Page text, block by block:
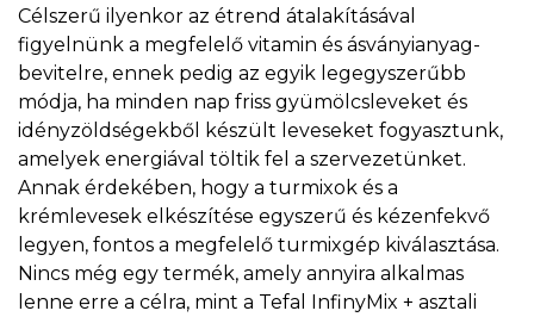
Célszerű ilyenkor az étrend átalakításával
figyelnünk a megfelelő vitamin és ásványianyag-
bevitelre, ennek pedig az egyik legegyszerűbb
módja, ha minden nap friss gyümölcsleveket és
idényzöldségekből készült leveseket fogyasztunk,
amelyek energiával töltik fel a szervezetünket.
Annak érdekében, hogy a turmixok és a
krémlevesek elkészítése egyszerű és kézenfekvő
legyen, fontos a megfelelő turmixgép kiválasztása.
Nincs még egy termék, amely annyira alkalmas
lenne erre a célra, mint a Tefal InfinyMix + asztali